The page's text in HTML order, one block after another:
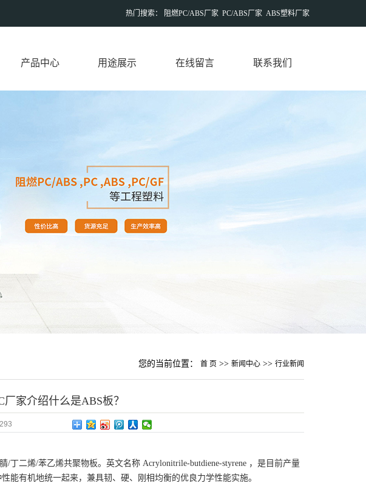
热门搜索： 阻燃PC/ABS厂家 PC/ABS厂家 ABS塑料厂家
产品中心
PC/ABS
用途展示
常见用途
在线留言 联系我们
您的当前位置： 首 页 >> 新闻中心 >> 行业新闻
厂家介绍什么是ABS板？
293
丁二烯/苯乙烯共聚物板。英文名称 Acrylonitrile-butdiene-styrene ，是目前产量
能有机地统一起来，兼具韧、硬、刚相均衡的优良力学性能实施。